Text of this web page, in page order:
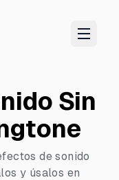
Sin
de sonido
y úsalos en